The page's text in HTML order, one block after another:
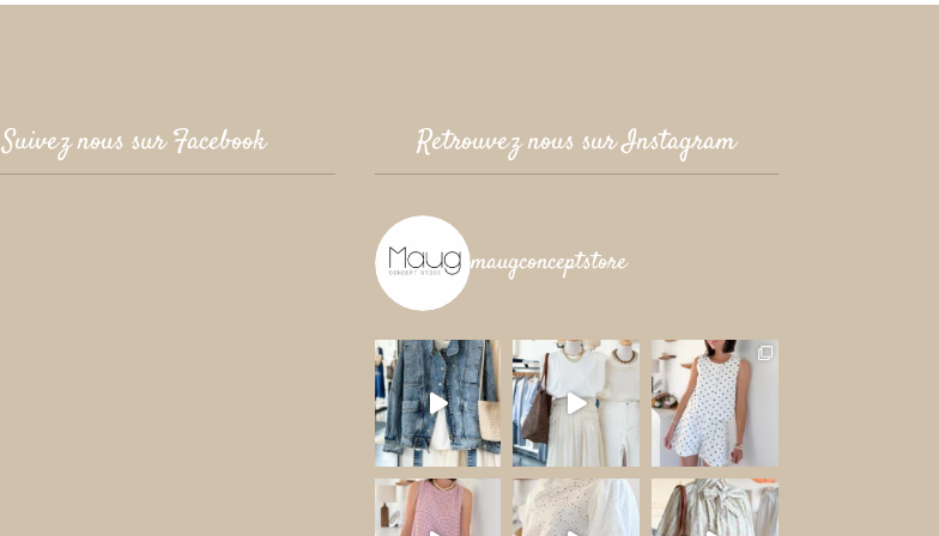
29,00€.17,00€.
Suivez nous sur Facebook Retrouvez nous sur Instagram
maugconceptstore